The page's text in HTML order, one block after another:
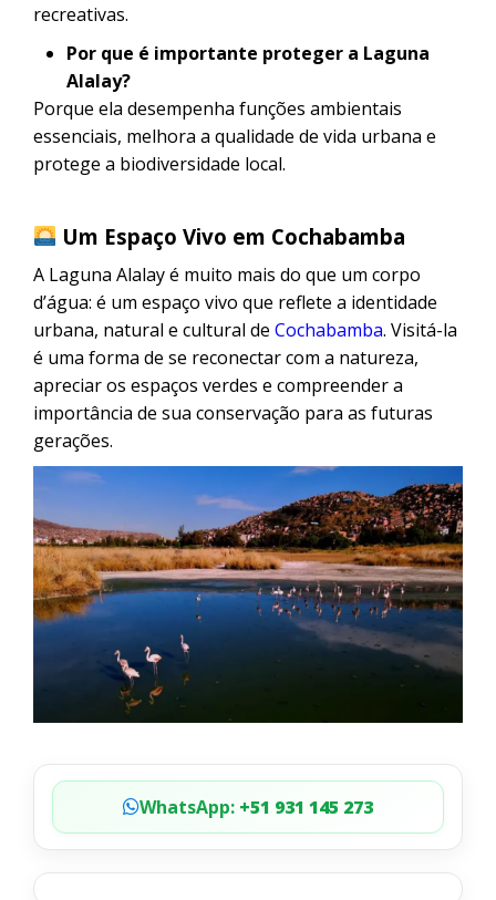
recreativas.
Por que é importante proteger a Laguna
Alalay?
Porque ela desempenha funções ambientais
essenciais, melhora a qualidade de vida urbana e
protege a biodiversidade local.
Um Espaço Vivo em Cochabamba
A Laguna Alalay é muito mais do que um corpo
d’água: é um espaço vivo que reflete a identidade
urbana, natural e cultural de Cochabamba. Visitá-la
é uma forma de se reconectar com a natureza,
apreciar os espaços verdes e compreender a
importância de sua conservação para as futuras
gerações.
WhatsApp: +51 931 145 273